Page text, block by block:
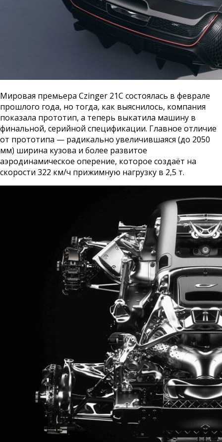
Мировая премьера Czinger 21C состоялась в феврале
прошлого года, но тогда, как выяснилось, компания
показала прототип, а теперь выкатила машину в
финальной, серийной спецификации. Главное отличие
от прототипа — радикально увеличившаяся (до 2050
мм) ширина кузова и более развитое
аэродинамическое оперение, которое создаёт на
скорости 322 км/ч прижимную нагрузку в 2,5 т.